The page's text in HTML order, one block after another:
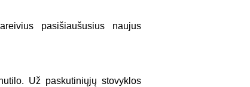
pasišiaušusius naujus
Už paskutiniųjų stovyklos